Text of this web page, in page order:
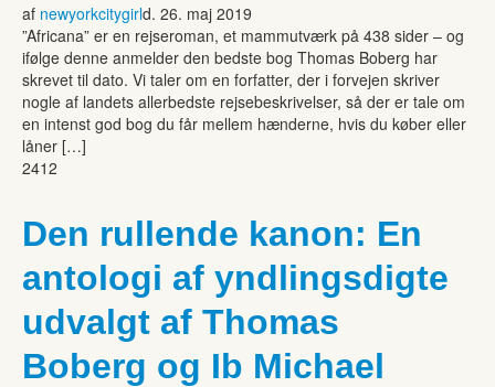
af newyorkcitygirld. 26. maj 2019
”Africana” er en rejseroman, et mammutværk på 438 sider – og
ifølge denne anmelder den bedste bog Thomas Boberg har
skrevet til dato. Vi taler om en forfatter, der i forvejen skriver
nogle af landets allerbedste rejsebeskrivelser, så der er tale om
en intenst god bog du får mellem hænderne, hvis du køber eller
låner […]
2412
Den rullende kanon: En
antologi af yndlingsdigte
udvalgt af Thomas
Boberg og Ib Michael